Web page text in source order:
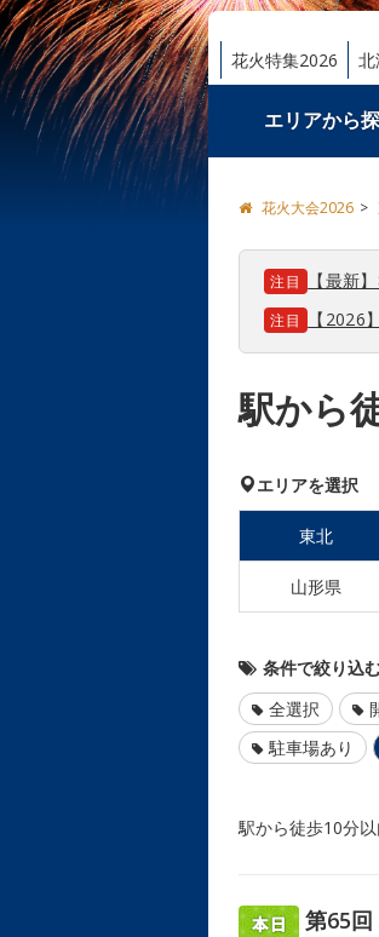
花火特集2026 北
エリアから
花火大会2026
注目 【最新
注目 【2026
駅から
エリアを選択
東北
山形県
条件で絞り込
全選択
駐車場あり
駅から徒歩10分以
第65回